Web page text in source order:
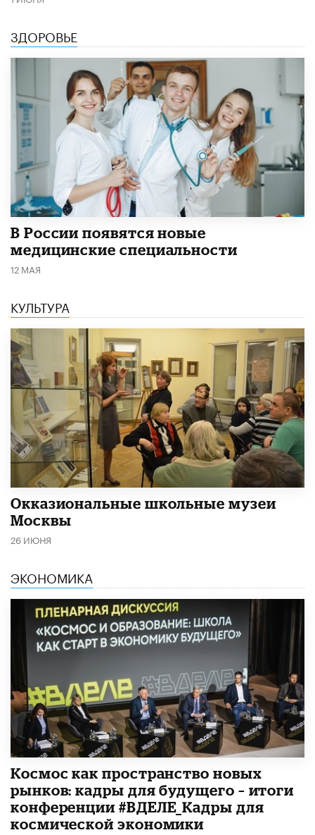
ЗДОРОВЬЕ
В России появятся новые
медицинские специальности
12 МАЯ
КУЛЬТУРА
​Окказиональные школьные музеи
Москвы
26 ИЮНЯ
ЭКОНОМИКА
Космос как пространство новых
рынков: кадры для будущего – итоги
конференции #ВДЕЛЕ_Кадры для
космической экономики